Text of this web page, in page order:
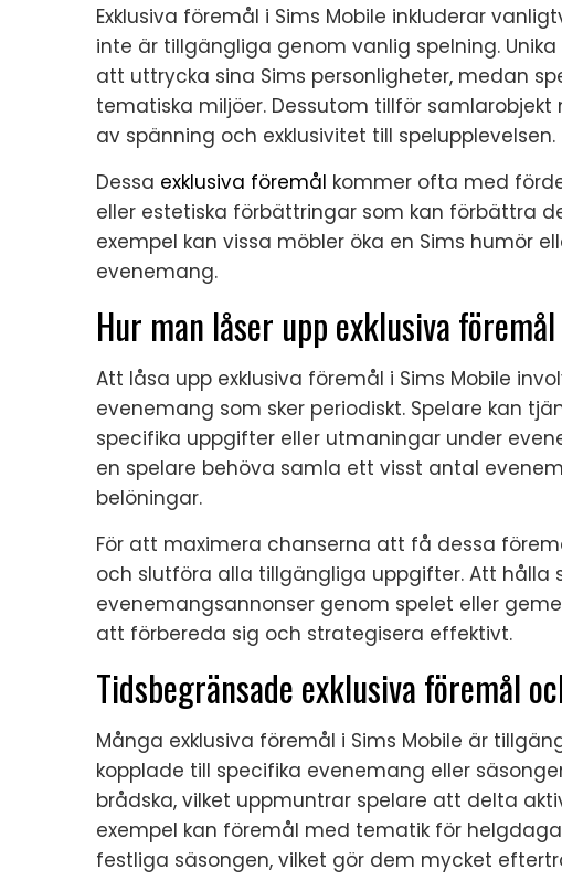
Exklusiva föremål i Sims Mobile inkluderar
inte är tillgängliga genom vanlig spelning.
att uttrycka sina Sims personligheter, medan
tematiska miljöer. Dessutom tillför
av spänning och exklusivitet till spelupplevelsen.
Dessa exklusiva föremål kommer ofta med
eller estetiska förbättringar som kan förbättra
exempel kan vissa möbler öka en Sims humör
evenemang.
Hur man låser upp exklusiva
Att låsa upp exklusiva föremål i Sims Mobile
evenemang som sker periodiskt. Spelare kan
specifika uppgifter eller utmaningar under
en spelare behöva samla ett visst antal
belöningar.
För att maximera chanserna att få dessa
och slutföra alla tillgängliga uppgifter. Att hålla
evenemangsannonser genom spelet eller
att förbereda sig och strategisera effektivt.
Tidsbegränsade exklusiva föremål
Många exklusiva föremål i Sims Mobile är
kopplade till specifika evenemang eller
brådska, vilket uppmuntrar spelare att delta
exempel kan föremål med tematik för
festliga säsongen, vilket gör dem mycket